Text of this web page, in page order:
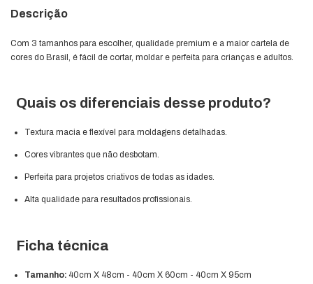
Descrição
Com 3 tamanhos para escolher, qualidade premium e a maior cartela de
cores do Brasil, é fácil de cortar, moldar e perfeita para crianças e adultos.
Quais os diferenciais desse produto?
Textura macia e flexível para moldagens detalhadas.
Cores vibrantes que não desbotam.
Perfeita para projetos criativos de todas as idades.
Alta qualidade para resultados profissionais.
Ficha técnica
Tamanho: 40cm X 48cm - 40cm X 60cm - 40cm X 95cm